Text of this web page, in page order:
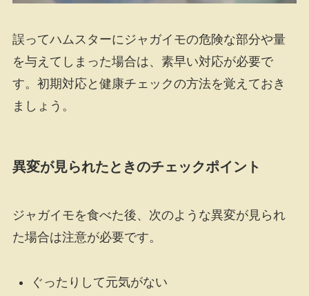
誤ってハムスターにジャガイモの危険な部分や量
を与えてしまった場合は、素早い対応が必要で
す。初期対応と健康チェックの方法を覚えておき
ましょう。
異変が見られたときのチェックポイント
ジャガイモを食べた後、次のような異変が見られ
た場合は注意が必要です。
ぐったりして元気がない